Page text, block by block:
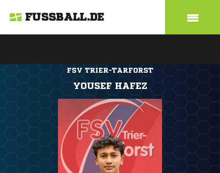
FUSSBALL.DE
FSV TRIER-TARFORST
YOUSEF HAFEZ